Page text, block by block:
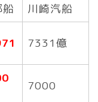
川崎汽船
7331億
7000